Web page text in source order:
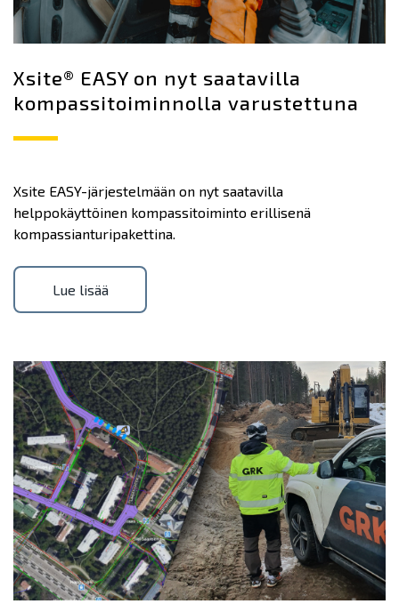
Xsite® EASY on nyt saatavilla
kompassitoiminnolla varustettuna
Xsite EASY-järjestelmään on nyt saatavilla
helppokäyttöinen kompassitoiminto erillisenä
kompassianturipakettina.
Lue lisää